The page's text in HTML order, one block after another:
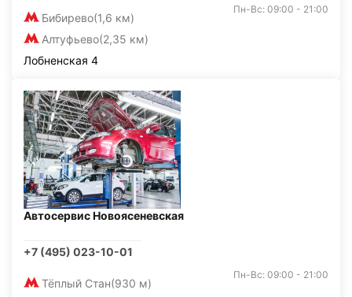
Бибирево(1,6 км)
Алтуфьево(2,35 км)
Пн-Вс: 09:00 - 21:00
Лобненская 4
Автосервис Новоясеневская
+7 (495) 023-10-01
Тёплый Стан(930 м)
Пн-Вс: 09:00 - 21:00